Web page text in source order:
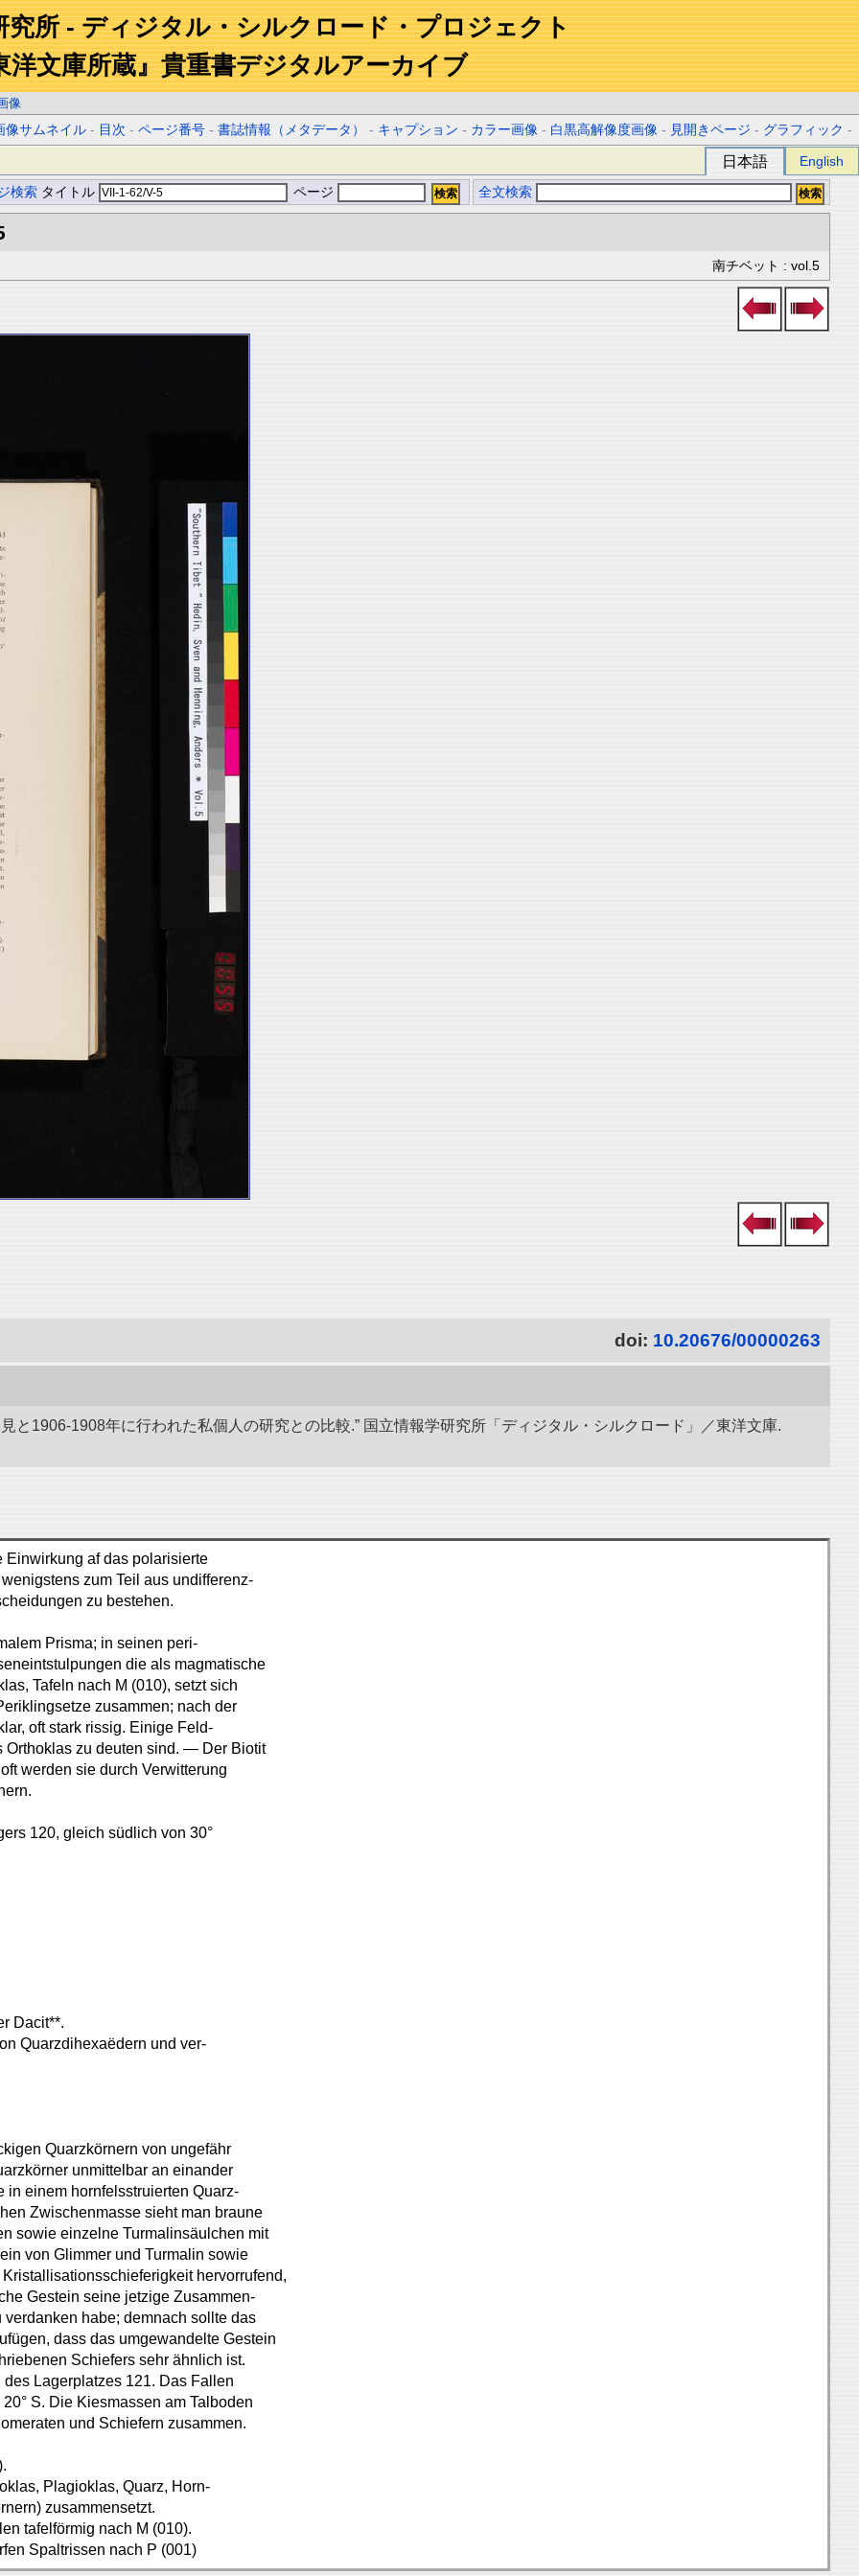
究所 - ディジタル・シルクロード・プロジェクト
洋文庫所蔵』貴重書デジタルアーカイブ
像
像サムネイル - 目次 -ページ番号 -書誌情報（メタデータ） - キャプション - カラー画像 - 白黒高解像度画像 - 見開きページ - グラフィック -
日本語 English
検索 タイトル ページ 全文検索
南チベット : vol.5
doi: 10.20676/00000263
と1906-1908年に行われた私個人の研究との比較.” 国立情報学研究所「ディジタル・シルクロード」／東洋文庫.
Einwirkung af das polarisierte
zum Teil aus undifferenz-
zu bestehen.
Prisma; in seinen peri-
die als magmatische
Tafeln nach M (010), setzt sich
zusammen; nach der
oft stark rissig. Einige Feld-
Orthoklas zu deuten sind. — Der Biotit
werden sie durch Verwitterung
120, gleich südlich von 30°
Dacit**.
Quarzdihexaëdern und ver-
Quarzkörnern von ungefähr
unmittelbar an einander
in einem hornfelsstruierten Quarz-
Zwischenmasse sieht man braune
sowie einzelne Turmalinsäulchen mit
von Glimmer und Turmalin sowie
hervorrufend,
Gestein seine jetzige Zusammen-
habe; demnach sollte das
dass das umgewandelte Gestein
Schiefers sehr ähnlich ist.
Lagerplatzes 121. Das Fallen
S. Die Kiesmassen am Talboden
und Schiefern zusammen.
Plagioklas, Quarz, Horn-
zusammensetzt.
tafelförmig nach M (010).
Spaltrissen nach P (001)